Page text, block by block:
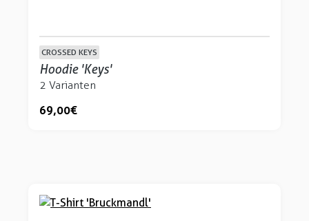
CROSSED KEYS
Hoodie 'Keys'
2 Varianten
69,00 €